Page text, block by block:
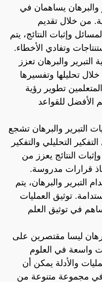
والبرهان يساهمان في
من خلال تقديم
وإثبات النتائج، يتم
وتفادي الأخطاء.
التبرير والبرهان تعزز
تحليلها وتفسيرها
تطوير رؤية
الأفضل للقواعد
التبرير والبرهان تشجع
التحليلي والتفكير
النتائج يعزز من
قرارات مدروسة.
التبرير والبرهان، يتم
توثيق العمليات
في توثيق العلم
ليسا مقتصرين على
واسعة في العلوم
والأدلة يمكن أن
مجموعة متنوعة من